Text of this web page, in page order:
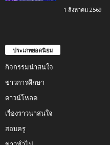
1 สิงหาคม 2569
ประเภทยอดนิยม
กิจกรรมน่าสนใจ
ข่าวการศึกษา
ดาวน์โหลด
เรื่องราวน่าสนใจ
สอบครู